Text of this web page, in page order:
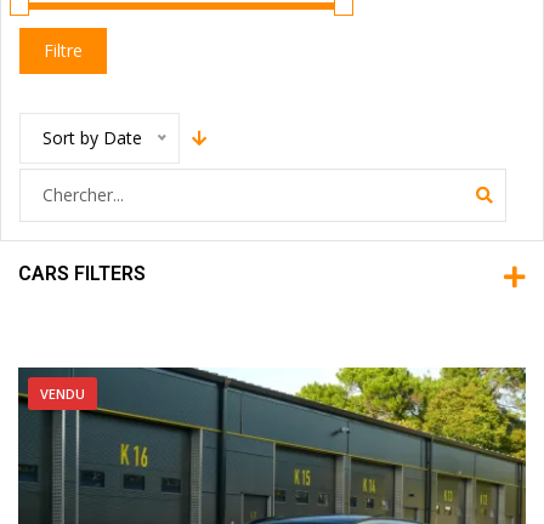
Filtre
Sort by Date
CARS FILTERS
VENDU